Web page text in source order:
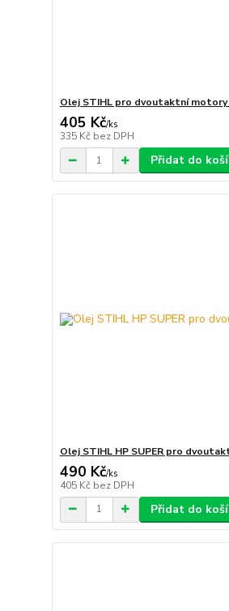
Olej STIHL pro dvoutaktní motory
405 Kč/ks
335 Kč bez DPH
Přidat do
Olej STIHL HP SUPER pro
490 Kč/ks
405 Kč bez DPH
Přidat do